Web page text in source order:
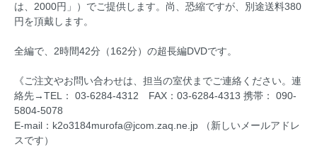
は、2000円」）でご提供します。尚、恐縮ですが、別途送料380
円を頂戴します。
全編で、2時間42分（162分）の超長編DVDです。
《ご注文やお問い合わせは、担当の室伏までご連絡ください。連
絡先→TEL： 03-6284-4312 FAX：03-6284-4313 携帯： 090-
5804-5078
E-mail：k2o3184murofa@jcom.zaq.ne.jp （新しいメールアドレ
スです）